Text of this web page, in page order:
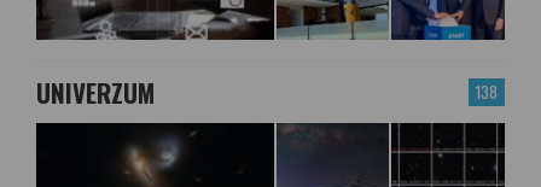
138
UNIVERZUM